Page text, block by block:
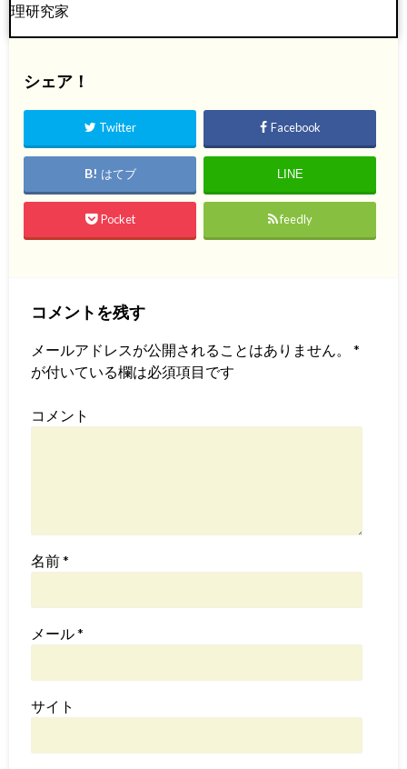
理研究家
シェア！
Twitter Facebook
はてブ LINE
Pocket feedly
コメントを残す
メールアドレスが公開されることはありません。
*
が付いている欄は必須項目です
コメント
名前*
メール*
サイト